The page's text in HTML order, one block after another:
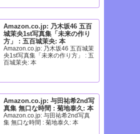
Amazon.co.jp: 乃木坂46 五百
城茉央1st写真集「未来の作り
方」 : 五百城茉央: 本
Amazon.co.jp: 乃木坂46 五百城茉
央1st写真集「未来の作り方」 : 五
百城茉央: 本
Amazon.co.jp: 与田祐希2nd写
真集 無口な時間 : 菊地泰久: 本
Amazon.co.jp: 与田祐希2nd写真
集 無口な時間 : 菊地泰久: 本